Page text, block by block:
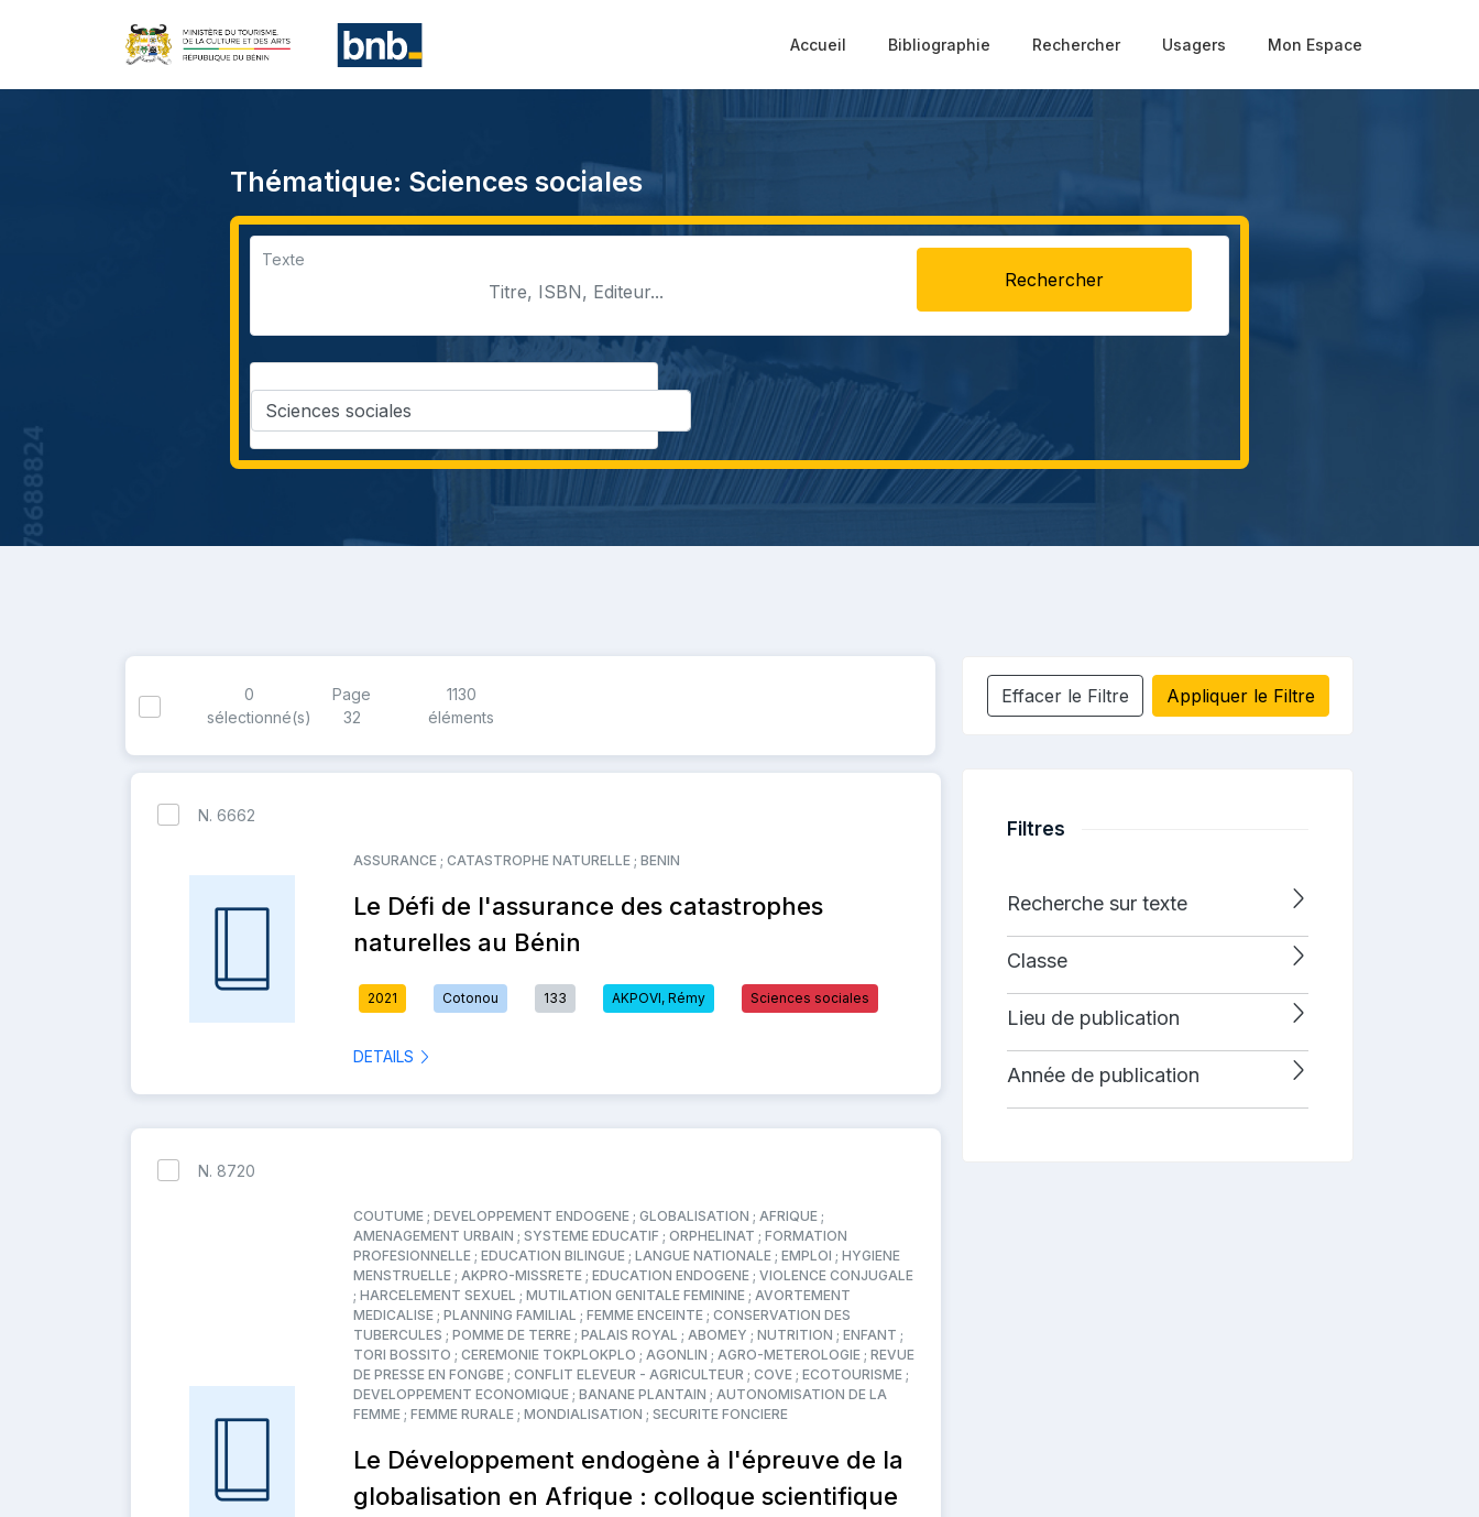
Accueil Bibliographie Rechercher Usagers Mon Espace
Thématique: Sciences sociales
Texte
Rechercher
0
sélectionné(s)
Page
32
1130
éléments
N. 6662
ASSURANCE ; CATASTROPHE NATURELLE ; BENIN
Le Défi de l'assurance des catastrophes
naturelles au Bénin
2021 Cotonou 133 AKPOVI, Rémy Sciences sociales
DETAILS
N. 8720
COUTUME ; DEVELOPPEMENT ENDOGENE ; GLOBALISATION ; AFRIQUE ;
AMENAGEMENT URBAIN ; SYSTEME EDUCATIF ; ORPHELINAT ; FORMATION
PROFESIONNELLE ; EDUCATION BILINGUE ; LANGUE NATIONALE ; EMPLOI ; HYGIENE
MENSTRUELLE ; AKPRO-MISSRETE ; EDUCATION ENDOGENE ; VIOLENCE CONJUGALE
; HARCELEMENT SEXUEL ; MUTILATION GENITALE FEMININE ; AVORTEMENT
MEDICALISE ; PLANNING FAMILIAL ; FEMME ENCEINTE ; CONSERVATION DES
TUBERCULES ; POMME DE TERRE ; PALAIS ROYAL ; ABOMEY ; NUTRITION ; ENFANT ;
TORI BOSSITO ; CEREMONIE TOKPLOKPLO ; AGONLIN ; AGRO-METEROLOGIE ; REVUE
DE PRESSE EN FONGBE ; CONFLIT ELEVEUR - AGRICULTEUR ; COVE ; ECOTOURISME ;
DEVELOPPEMENT ECONOMIQUE ; BANANE PLANTAIN ; AUTONOMISATION DE LA
FEMME ; FEMME RURALE ; MONDIALISATION ; SECURITE FONCIERE
Le Développement endogène à l'épreuve de la
globalisation en Afrique : colloque scientifique
Effacer le Filtre Appliquer le Filtre
Filtres
Recherche sur texte
Classe
Lieu de publication
Année de publication